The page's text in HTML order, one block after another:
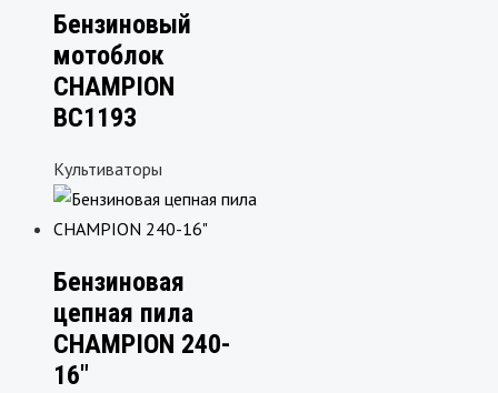
Бензиновый
мотоблок
CHAMPION
ВC1193
Культиваторы
Бензиновая
цепная пила
CHAMPION 240-
16″